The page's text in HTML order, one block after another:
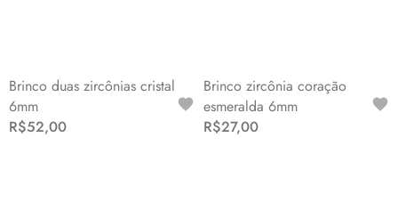
Brinco duas zircônias cristal
6mm
R$52,00
Brinco zircônia coração
esmeralda 6mm
R$27,00